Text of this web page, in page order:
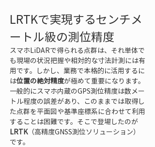
LRTKで実現するセンチメ
ートル級の測位精度
スマホLiDARで得られる点群は、それ単体で
も現場の状況把握や相対的な寸法計測には有
用です。しかし、業務で本格的に活用するに
は位置の絶対精度が極めて重要になります。
一般的にスマホ内蔵のGPS測位精度は数メー
トル程度の誤差があり、このままでは取得し
た点群を平面図や基準座標系に合わせて利用
することは困難です。そこで登場したのが
LRTK（高精度GNSS測位ソリューション）
です。